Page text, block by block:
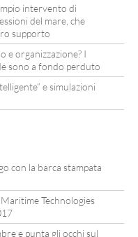
intervento di
del mare, che
supporto
e organizzazione? I
sono a fondo perduto
e simulazioni
con la barca stampata
Technologies
e punta gli occhi sul